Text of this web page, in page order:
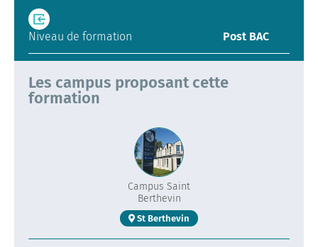
Niveau de formation Post BAC
Les campus proposant cette
formation
Campus Saint
Berthevin
St Berthevin